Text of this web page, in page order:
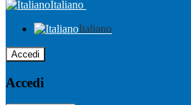
Italiano
Italiano
Accedi
Accedi